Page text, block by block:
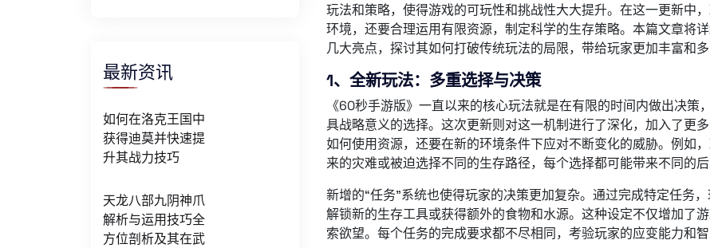
最新资讯
如何在洛克王国中
获得迪莫并快速提
升其战力技巧
天龙八部九阴神爪
解析与运用技巧全
方位剖析及其在武
玩法和策略，使得游戏的可玩性和挑战性大大提升。在这一更新中
环境，还要合理运用有限资源，制定科学的生存策略。本篇文章将
几大亮点，探讨其如何打破传统玩法的局限，带给玩家更加丰富和多
1、全新玩法：多重选择与决策
《60秒手游版》一直以来的核心玩法就是在有限的时间内做出决策
具战略意义的选择。这次更新则对这一机制进行了深化，加入了更
如何使用资源，还要在新的环境条件下应对不断变化的威胁。例如
来的灾难或被迫选择不同的生存路径，每个选择都可能带来不同的后
新增的“任务”系统也使得玩家的决策更加复杂。通过完成特定任务
解锁新的生存工具或获得额外的食物和水源。这种设定不仅增加了
索欲望。每个任务的完成要求都不尽相同，考验玩家的应变能力和智